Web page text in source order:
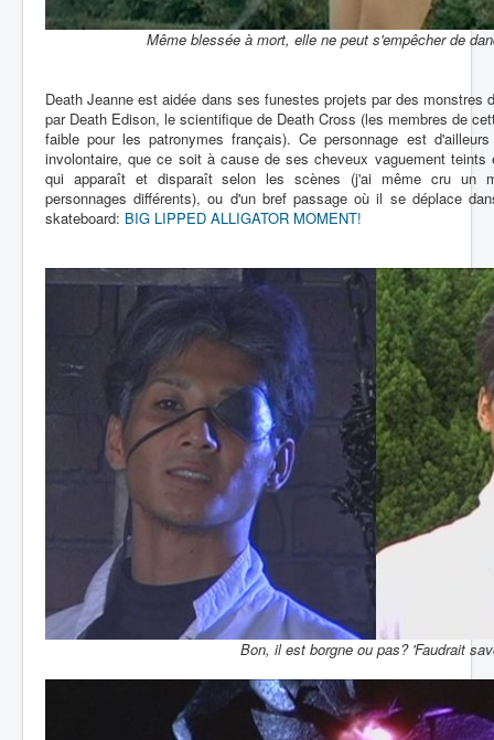
Même blessée à mort, elle ne peut s'empêcher de
Death Jeanne est aidée dans ses funestes projets par des monstres
par Death Edison, le scientifique de Death Cross (les membres de
faible pour les patronymes français). Ce personnage est
involontaire, que ce soit à cause de ses cheveux vaguement
qui apparaît et disparaît selon les scènes (j'ai même cru un
personnages différents), ou d'un bref passage où il se déplace
skateboard: BIG LIPPED ALLIGATOR MOMENT!
Bon, il est borgne ou pas? 'Faudrait